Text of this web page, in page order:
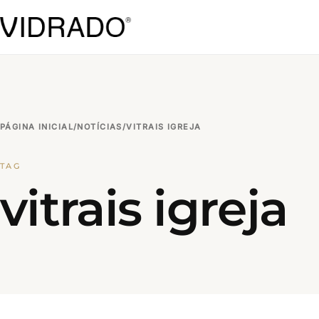
PÁGINA INICIAL/NOTÍCIAS/VITRAIS IGREJA
TAG
vitrais igreja